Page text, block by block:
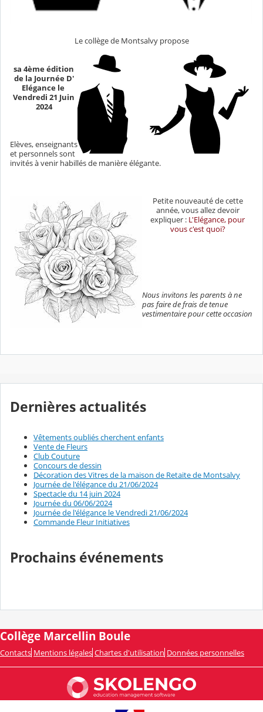
Le collège de Montsalvy propose
sa 4ème édition
de la Journée D'
Elégance le
Vendredi 21 Juin
2024
Elèves, enseignants
et personnels sont
invités à venir habillés de manière élégante.
Petite nouveauté de cette
année, vous allez devoir
expliquer : L'Elégance, pour
vous c'est quoi?
Nous invitons les parents à ne
pas faire de frais de tenue
vestimentaire pour cette occasion
Dernières actualités
Vêtements oubliés cherchent enfants
Vente de Fleurs
Club Couture
Concours de dessin
Décoration des Vitres de la maison de Retaite de Montsalvy
Journée de l'élégance du 21/06/2024
Spectacle du 14 juin 2024
Journée du 06/06/2024
Journée de l'élégance le Vendredi 21/06/2024
Commande Fleur Initiatives
Prochains événements
Collège Marcellin Boule
Contacts Mentions légales Chartes d'utilisation Données personnelles